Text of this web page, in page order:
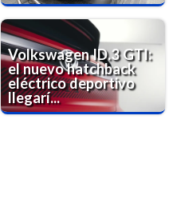
Volkswagen ID.3 GTI:
el nuevo hatchback
eléctrico deportivo
llegarí...